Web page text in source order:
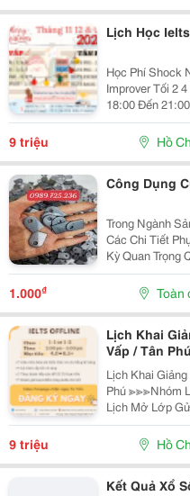
Lịch Học
Học Phí Shock Nhất
Improver Tối 2 4 6 Khai Giảng: 13/07/2026
18:00 Đến 21:00 Học Phí Ưu Đãi 5% Khi Đăng Ký 2/ Ielts
Basic Tối 3 5 7 Khai Giảng: 07//07/2026 Khung Giờ:
9 triệu Hồ
Công Dụng
Trong Ngành
Các Chi Tiết
Kỳ Quan Trọng
Bàn Sắt (Hay
Sắt, Tai Khóa,
1.000₫ Toàn
Lịch Khai
Vấp / Tân Phú
Lịch Khai
Phú ≫≫≫Nhóm Lớp 3 Tháng/ Đóng Tiền Hp Theo Khóa +
Lịch Mở Lớp
Lớp + Giáo
Nước Ngoài
9 triệu Hồ
Kết Quả Xổ